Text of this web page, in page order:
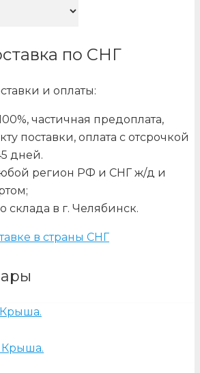
по СНГ
и оплаты:
частичная предоплата,
поставки, оплата с отсрочкой
дней.
регион РФ и СНГ ж/д и
склада в г. Челябинск.
в страны СНГ
Крыша.